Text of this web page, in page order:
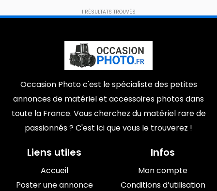
1 RÉSULTATS TROUVÉS
Occasion Photo c'est le spécialiste des petites
annonces de matériel et accessoires photos dans
toute la France. Vous cherchez du matériel rare de
passionnés ? C'est ici que vous le trouverez !
Liens utiles
Accueil
Poster une annonce
Infos
Mon compte
Conditions d’utilisation